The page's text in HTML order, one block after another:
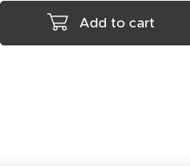
Add to cart